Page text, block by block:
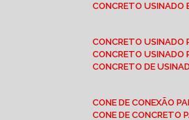
CONCRETO
CONCRETO
CONCRETO USINADO
CONCRETO DE
CONE DE CONEXÃO
CONE DE CONCRETO